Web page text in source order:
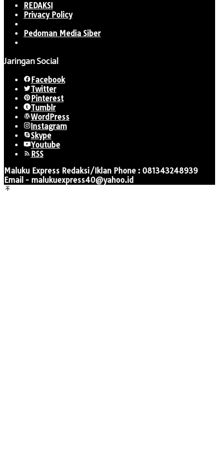
REDAKSI
Privacy Policy
Pedoman Media Siber
Jaringan Social
Facebook
Twitter
Pinterest
Tumblr
WordPress
Instagram
Skype
Youtube
RSS
Maluku Express Redaksi/Iklan Phone : 081343248939
Email - malukuexpress40@yahoo.id